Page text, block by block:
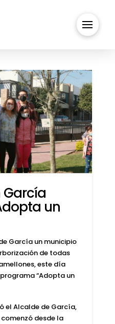
un
García un municipio
de todas
este día
“Adopta un
el Alcalde de García,
desde la